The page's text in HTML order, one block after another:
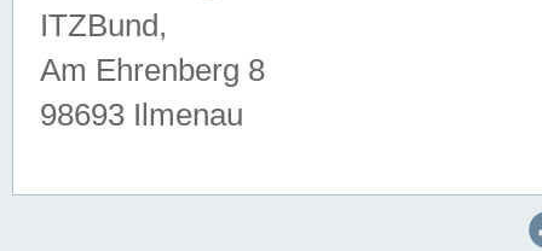
ITZBund,
Am Ehrenberg 8
98693 Ilmenau